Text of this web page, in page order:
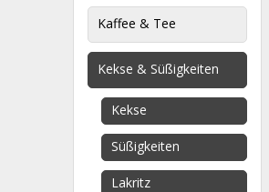
Kaffee & Tee
Kekse & Süßigkeiten
Kekse
Süßigkeiten
Lakritz